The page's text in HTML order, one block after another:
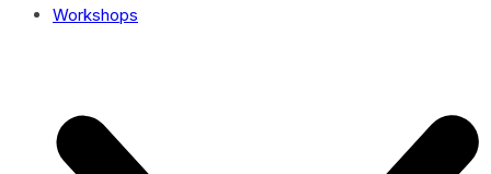
Workshops